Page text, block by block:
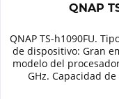
QNAP
QNAP TS-h1090FU.
de dispositivo: Gran
modelo del
GHz. Capacidad